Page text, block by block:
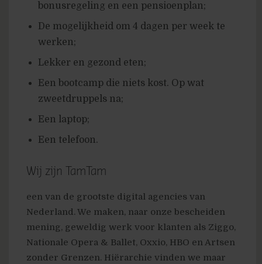
bonusregeling en een pensioenplan;
De mogelijkheid om 4 dagen per week te
werken;
Lekker en gezond eten;
Een bootcamp die niets kost. Op wat
zweetdruppels na;
Een laptop;
Een telefoon.
Wij zijn TamTam
een van de grootste digital agencies van
Nederland. We maken, naar onze bescheiden
mening, geweldig werk voor klanten als Ziggo,
Nationale Opera & Ballet, Oxxio, HBO en Artsen
zonder Grenzen. Hiërarchie vinden we maar